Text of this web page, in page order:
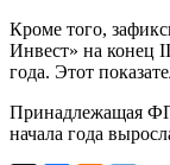
Кроме того,
Инвест» на конец
года. Этот
Принадлежащая
начала года